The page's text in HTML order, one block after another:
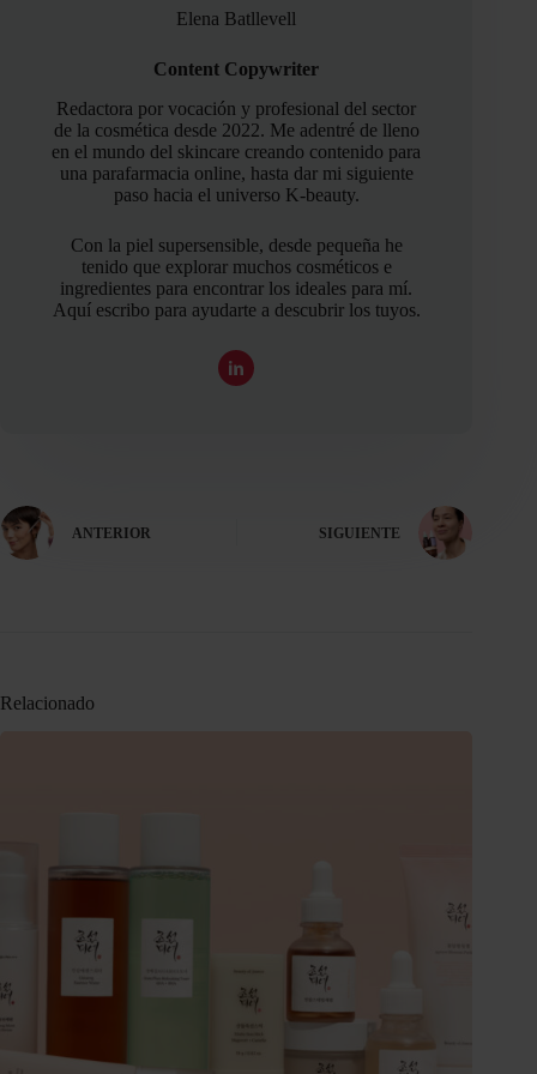
Elena Batllevell
Content Copywriter
Redactora por vocación y profesional del sector
de la cosmética desde 2022. Me adentré de lleno
en el mundo del skincare creando contenido para
una parafarmacia online, hasta dar mi siguiente
paso hacia el universo K-beauty.
Con la piel supersensible, desde pequeña he
tenido que explorar muchos cosméticos e
ingredientes para encontrar los ideales para mí.
Aquí escribo para ayudarte a descubrir los tuyos.
ANTERIOR SIGUIENTE
Relacionado